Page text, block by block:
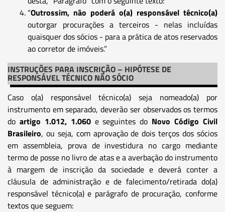
“Outrossim, não poderá o(a) responsável técnico(a)
outorgar procurações a terceiros - nelas incluídas
quaisquer dos sócios - para a prática de atos reservados
ao corretor de imóveis.”
INSTRUÇÕES PARA INSCRIÇÃO – HIPÓTESE DE
RESPONSÁVEL TÉCNICO NÃO SÓCIO
Caso o(a) responsável técnico(a) seja nomeado(a) por
instrumento em separado, deverão ser observados os termos
do artigo 1.012, 1.060e seguintes do Novo Código Civil
Brasileiro, ou seja, com aprovação de dois terços dos sócios
em assembleia, prova de investidura no cargo mediante
termo de posse no livro de atas e a averbação do instrumento
à margem de inscrição da sociedade e deverá conter a
cláusula de administração e de falecimento/retirada do(a)
responsável técnico(a) e parágrafo de procuração, conforme
textos que seguem: